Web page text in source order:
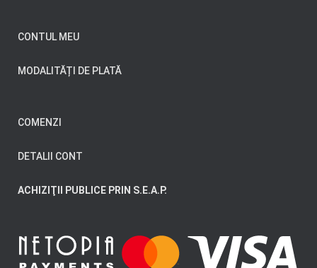
CONTUL MEU
MODALITĂȚI DE PLATĂ
COMENZI
DETALII CONT
ACHIZIŢII PUBLICE PRIN S.E.A.P.